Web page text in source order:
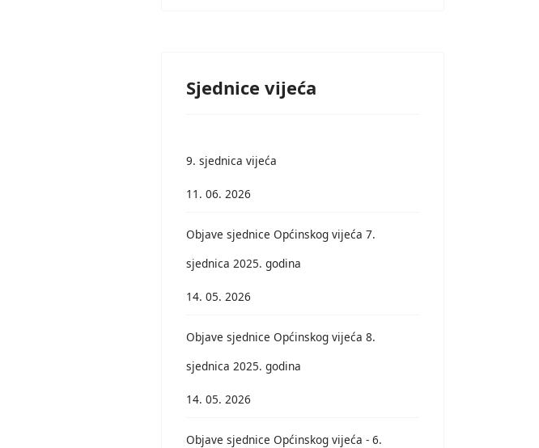
Sjednice vijeća
9. sjednica vijeća
11. 06. 2026
Objave sjednice Općinskog vijeća 7.
sjednica 2025. godina
14. 05. 2026
Objave sjednice Općinskog vijeća 8.
sjednica 2025. godina
14. 05. 2026
Objave sjednice Općinskog vijeća - 6.